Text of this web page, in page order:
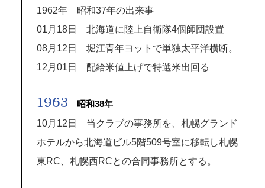
1962年 昭和37年の出来事
01月18日 北海道に陸上自衛隊4個師団設置
08月12日 堀江青年ヨットで単独太平洋横断。
12月01日 配給米値上げで特選米出回る
1963
昭和38年
10月12日 当クラブの事務所を、札幌グランド
ホテルから北海道ビル5階509号室に移転し札幌
東RC、札幌西RCとの合同事務所とする。